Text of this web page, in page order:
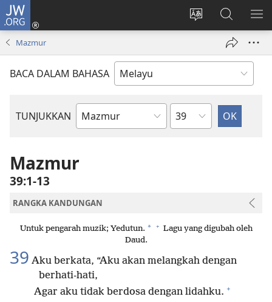
JW.ORG
Tukar
bahasa
web
Log
Masuk
baharu)
Cari
JW.ORG
Mazmur
BACA DALAM BAHASA
TUNJUKKAN
Buku
Bab
Mazmur
39:1-13
RANGKA KANDUNGAN
Untuk pengarah muzik; Yedutun. * + Lagu yang digubah oleh
Daud.
39 Aku berkata, “Aku akan melangkah dengan
berhati-hati,
Agar aku tidak berdosa dengan lidahku. +